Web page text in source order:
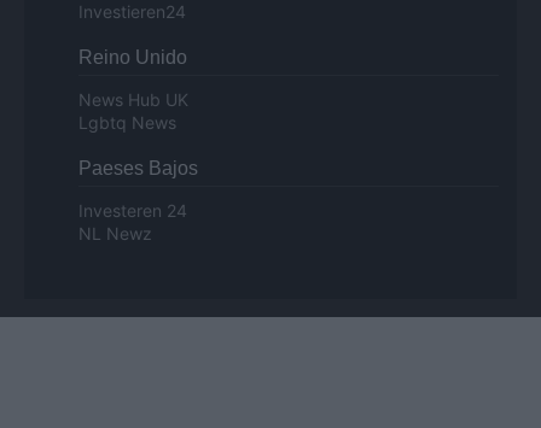
Investieren24
Reino Unido
News Hub UK
Lgbtq News
Paeses Bajos
Investeren 24
NL Newz